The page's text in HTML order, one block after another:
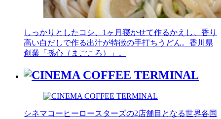
しっかりとしたコシ、1ヶ月寝かせて作るかえし、香り
高い白だしで作る出汁が特徴の手打ちうどん。香川県
創業「孫心（まごころ）」。
シネマコーヒーロースターズの2店舗目となる世界各国